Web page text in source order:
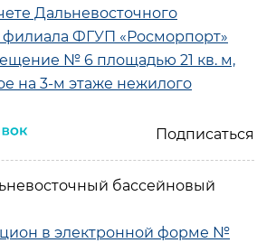
Дальневосточного
филиала ФГУП «Росморпорт»
№ 6 площадью 21 кв. м,
на 3-м этаже нежилого
бассейновый
в электронной форме №